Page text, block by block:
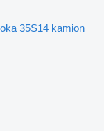
35S14 kamion